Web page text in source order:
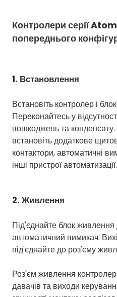
Контролери серії
попереднього
1. Встановлення
Встановіть контролер і
Переконайтесь у
пошкоджень та конденсату.
встановіть додаткове
контактори, автоматичні
інші пристрої автоматизації.
2. Живлення
Під'єднайте блок
автоматичний вимикач.
під'єднайте до роз'єму
Роз'єм живлення
давачів та виходи